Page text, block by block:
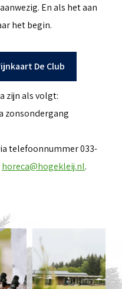
En als het aan
het begin.
De Club
zijn als volgt:
zonsondergang
telefoonnummer 033-
horeca@hogekleij.nl.